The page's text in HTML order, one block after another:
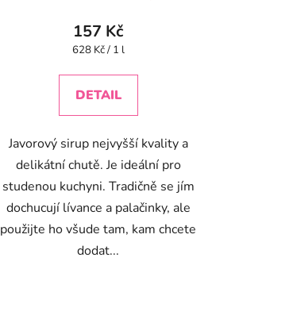
157 Kč
Měrná
628 Kč / 1 l
DETAIL
Javorový sirup nejvyšší kvality a
delikátní chutě. Je ideální pro
studenou kuchyni. Tradičně se jím
dochucují lívance a palačinky, ale
použijte ho všude tam, kam chcete
dodat...